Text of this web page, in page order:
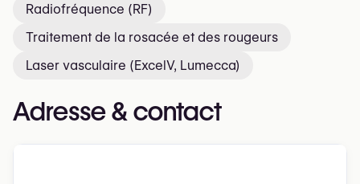
Radiofréquence (RF)
Traitement de la rosacée et des rougeurs
Laser vasculaire (ExcelV, Lumecca)
Adresse & contact